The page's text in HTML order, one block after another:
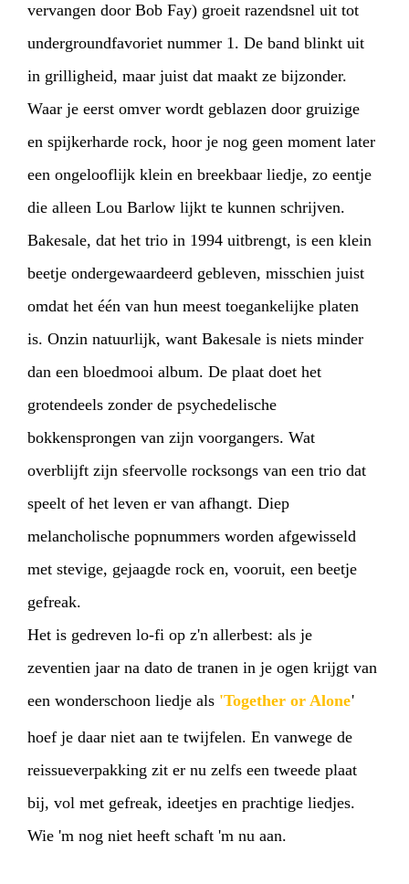
ARTDIVISIONFOTO’S NIEUWS
vervangen door Bob Fay) groeit razendsnel uit tot
undergroundfavoriet nummer 1. De band blinkt uit
in grilligheid, maar juist dat maakt ze bijzonder.
Waar je eerst omver wordt geblazen door gruizige
en spijkerharde rock, hoor je nog geen moment later
een ongelooflijk klein en breekbaar liedje, zo eentje
die alleen Lou Barlow lijkt te kunnen schrijven.
Bakesale, dat het trio in 1994 uitbrengt, is een klein
beetje ondergewaardeerd gebleven, misschien juist
omdat het één van hun meest toegankelijke platen
is. Onzin natuurlijk, want Bakesale is niets minder
dan een bloedmooi album. De plaat doet het
grotendeels zonder de psychedelische
bokkensprongen van zijn voorgangers. Wat
overblijft zijn sfeervolle rocksongs van een trio dat
speelt of het leven er van afhangt. Diep
melancholische popnummers worden afgewisseld
met stevige, gejaagde rock en, vooruit, een beetje
gefreak.
Het is gedreven lo-fi op z'n allerbest: als je
zeventien jaar na dato de tranen in je ogen krijgt van
een wonderschoon liedje als 'Together or Alone'
hoef je daar niet aan te twijfelen. En vanwege de
reissueverpakking zit er nu zelfs een tweede plaat
bij, vol met gefreak, ideetjes en prachtige liedjes.
Wie 'm nog niet heeft schaft 'm nu aan.